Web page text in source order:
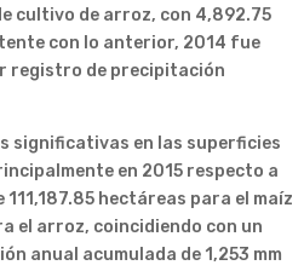
cultivo de arroz, con 4,892.75
con lo anterior, 2014 fue
registro de precipitación
significativas en las superficies
en 2015 respecto a
hectáreas para el maíz
el arroz, coincidiendo con un
anual acumulada de 1,253 mm